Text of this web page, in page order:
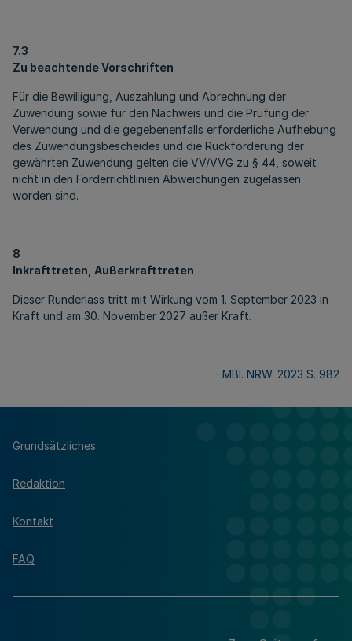
7.3
Zu beachtende Vorschriften
Für die Bewilligung, Auszahlung und Abrechnung der
Zuwendung sowie für den Nachweis und die Prüfung der
Verwendung und die gegebenenfalls erforderliche Aufhebung
des Zuwendungsbescheides und die Rückforderung der
gewährten Zuwendung gelten die VV/VVG zu § 44, soweit
nicht in den Förderrichtlinien Abweichungen zugelassen
worden sind.
8
Inkrafttreten, Außerkrafttreten
Dieser Runderlass tritt mit Wirkung vom 1. September 2023 in
Kraft und am 30. November 2027 außer Kraft.
- MBl. NRW. 2023 S. 982
Grundsätzliches
Redaktion
Kontakt
FAQ